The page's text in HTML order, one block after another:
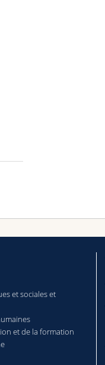
et sociales et
et de la formation